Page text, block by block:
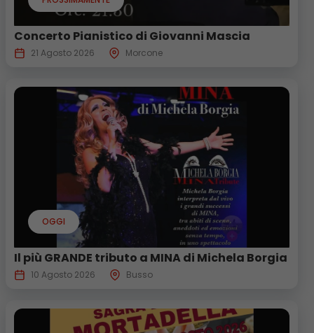
Concerto Pianistico di Giovanni Mascia
21 Agosto 2026 Morcone
OGGI
Il più GRANDE tributo a MINA di Michela Borgia
10 Agosto 2026 Busso